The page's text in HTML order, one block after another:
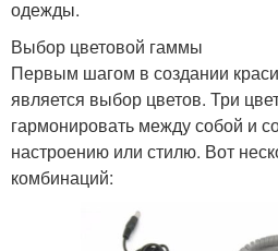
одежды.
Выбор цветовой гаммы
Первым шагом в создании
является выбор цветов. Три
гармонировать между собой и
настроению или стилю. Вот
комбинаций: